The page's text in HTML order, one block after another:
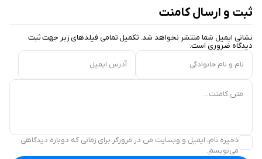
ثبت و ارسال کامنت
نشانی ایمیل شما منتشر نخواهد شد. تکمیل تمامی فیلد‌های زیر جهت ثبت
دیدگاه ضروری است.
نام و نام خانوادگی
آدرس ایمیل
متن کامنت...
ذخیره نام، ایمیل و وبسایت من در مرورگر برای زمانی که دوباره دیدگاهی
می‌نویسم.